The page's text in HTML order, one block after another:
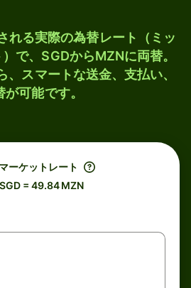
れる実際の為替レート（ミッ
で、SGDからMZNに両替。
スマートな送金、支払い、
が可能です。
ーケットレート
= 49.84 MZN